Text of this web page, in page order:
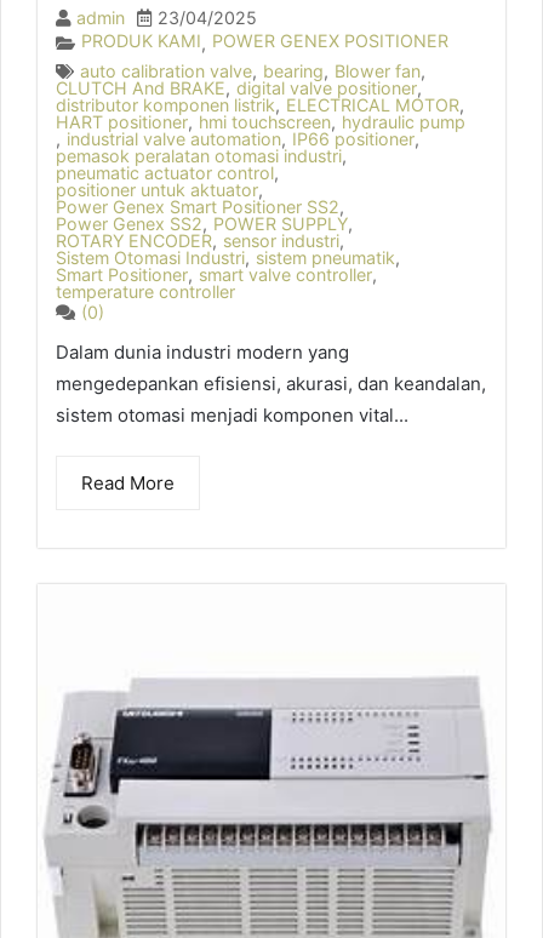
admin
23/04/2025
PRODUK KAMI, POWER GENEX POSITIONER
auto calibration valve, bearing, Blower fan,
CLUTCH And BRAKE, digital valve positioner,
distributor komponen listrik, ELECTRICAL MOTOR,
HART positioner, hmi touchscreen, hydraulic pump
, industrial valve automation, IP66 positioner,
pemasok peralatan otomasi industri,
pneumatic actuator control,
positioner untuk aktuator,
Power Genex Smart Positioner SS2,
Power Genex SS2, POWER SUPPLY,
ROTARY ENCODER, sensor industri,
Sistem Otomasi Industri, sistem pneumatik,
Smart Positioner, smart valve controller,
temperature controller
(0)
Dalam dunia industri modern yang
mengedepankan efisiensi, akurasi, dan keandalan,
sistem otomasi menjadi komponen vital...
Read More